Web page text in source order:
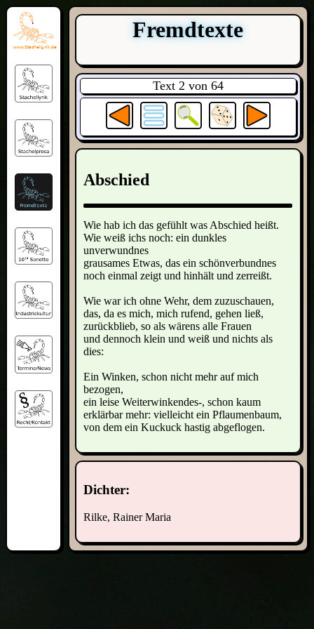
Fremdtexte
Text 2 von 64
Abschied
Wie hab ich das gefühlt was Abschied heißt.
Wie weiß ichs noch: ein dunkles
unverwundnes
grausames Etwas, das ein schönverbundnes
noch einmal zeigt und hinhält und zerreißt.
Wie war ich ohne Wehr, dem zuzuschauen,
das, da es mich, mich rufend, gehen ließ,
zurückblieb, so als wärens alle Frauen
und dennoch klein und weiß und nichts als
dies:
Ein Winken, schon nicht mehr auf mich
bezogen,
ein leise Weiterwinkendes-, schon kaum
erklärbar mehr: vielleicht ein Pflaumenbaum,
von dem ein Kuckuck hastig abgeflogen.
Dichter:
Rilke, Rainer Maria